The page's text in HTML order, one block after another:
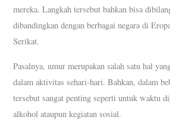
mereka. Langkah tersebut bahkan bisa
dibandingkan dengan berbagai negara di
Serikat.
Pasalnya, umur merupakan salah satu hal
dalam aktivitas sehari-hari. Bahkan, dalam
tersebut sangat penting seperti untuk waktu
alkohol ataupun kegiatan sosial.